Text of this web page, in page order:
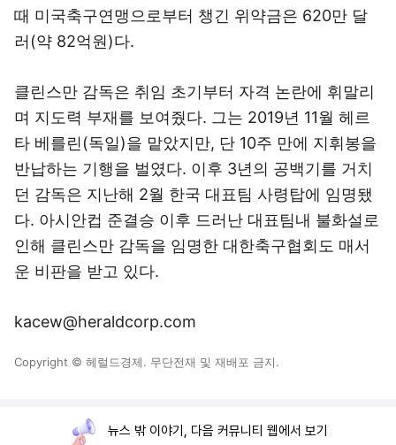
때 미국축구연맹으로부터 챙긴 위약금은 620만 달
러(약 82억원)다.
클린스만 감독은 취임 초기부터 자격 논란에 휘말리
며 지도력 부재를 보여줬다. 그는 2019년 11월 헤르
타 베를린(독일)을 맡았지만, 단 10주 만에 지휘봉을
반납하는 기행을 벌였다. 이후 3년의 공백기를 거치
던 감독은 지난해 2월 한국 대표팀 사령탑에 임명됐
다. 아시안컵 준결승 이후 드러난 대표팀내 불화설로
인해 클린스만 감독을 임명한 대한축구협회도 매서
운 비판을 받고 있다.
kacew@heraldcorp.com
Copyright © 헤럴드경제. 무단전재 및 재배포 금지.
뉴스 밖 이야기, 다음 커뮤니티 웹에서 보기